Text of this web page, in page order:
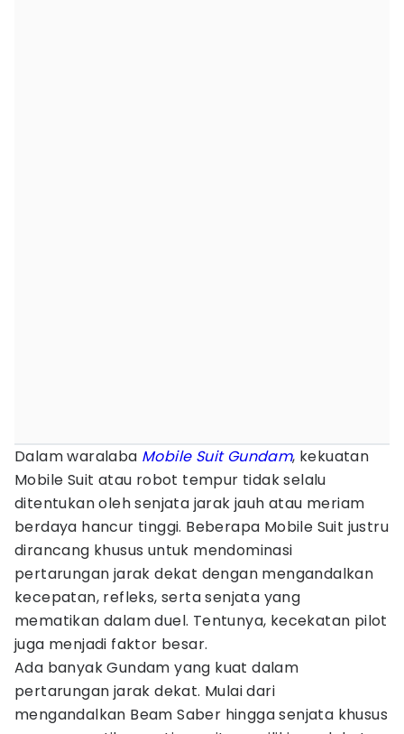
Dalam waralaba Mobile Suit Gundam, kekuatan
Mobile Suit atau robot tempur tidak selalu
ditentukan oleh senjata jarak jauh atau meriam
berdaya hancur tinggi. Beberapa Mobile Suit justru
dirancang khusus untuk mendominasi
pertarungan jarak dekat dengan mengandalkan
kecepatan, refleks, serta senjata yang
mematikan dalam duel. Tentunya, kecekatan pilot
juga menjadi faktor besar.
Ada banyak Gundam yang kuat dalam
pertarungan jarak dekat. Mulai dari
mengandalkan Beam Saber hingga senjata khusus